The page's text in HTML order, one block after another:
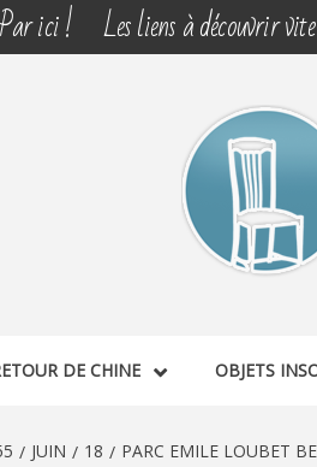
ici ! Les liens à découvrir
DE CHINE OBJETS
JUIN 18 PARC EMILE LOUBET